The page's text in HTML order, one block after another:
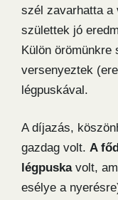
szél zavarhatta a
születtek jó
Külön örömünkre
versenyeztek
légpuskával.
A díjazás,
gazdag volt. A
légpuskavolt,
esélye a